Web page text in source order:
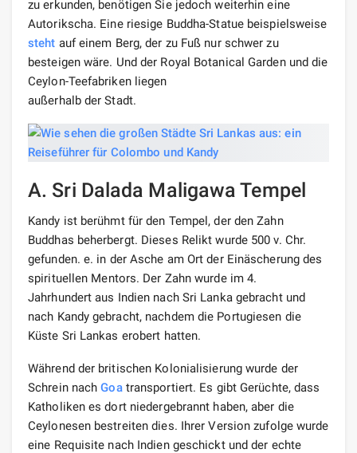
zu erkunden, benötigen Sie jedoch weiterhin eine
Autorikscha. Eine riesige Buddha-Statue beispielsweise
steht auf einem Berg, der zu Fuß nur schwer zu
besteigen wäre. Und der Royal Botanical Garden und die
Ceylon-Teefabriken liegen
außerhalb der Stadt.
A. Sri Dalada Maligawa Tempel
Kandy ist berühmt für den Tempel, der den Zahn
Buddhas beherbergt. Dieses Relikt wurde 500 v. Chr.
gefunden. e. in der Asche am Ort der Einäscherung des
spirituellen Mentors. Der Zahn wurde im 4.
Jahrhundert aus Indien nach Sri Lanka gebracht und
nach Kandy gebracht, nachdem die Portugiesen die
Küste Sri Lankas erobert hatten.
Während der britischen Kolonialisierung wurde der
Schrein nachGoatransportiert. Es gibt Gerüchte, dass
Katholiken es dort niedergebrannt haben, aber die
Ceylonesen bestreiten dies. Ihrer Version zufolge wurde
eine Requisite nach Indien geschickt und der echte